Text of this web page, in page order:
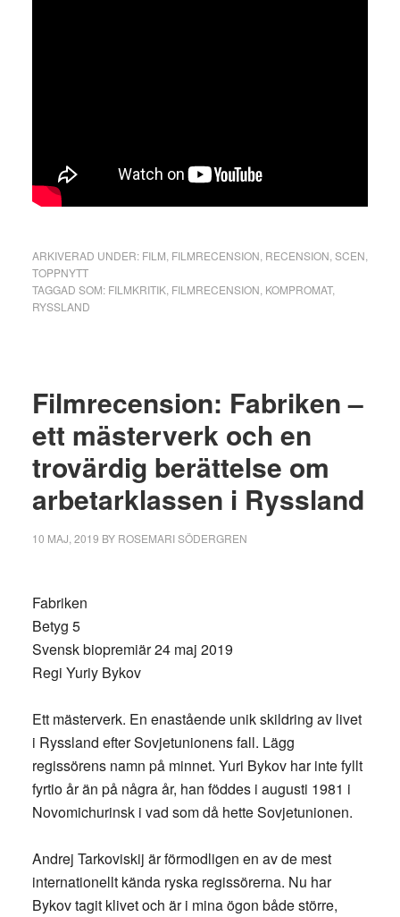
ARKIVERAD UNDER: FILM FILMRECENSION RECENSION SCEN
TOPPNYTT
TAGGAD SOM: FILMKRITIK, FILMRECENSION KOMPROMAT,
RYSSLAND
Filmrecension: Fabriken –
ett mästerverk och en
trovärdig berättelse om
arbetarklassen i Ryssland
10 MAJ, 2019 BY ROSEMARI SÖDERGREN
Fabriken
Betyg 5
Svensk biopremiär 24 maj 2019
Regi Yuriy Bykov
Ett mästerverk. En enastående unik skildring av livet
i Ryssland efter Sovjetunionens fall. Lägg
regissörens namn på minnet. Yuri Bykov har inte fyllt
fyrtio år än på några år, han föddes i augusti 1981 i
Novomichurinsk i vad som då hette Sovjetunionen.
Andrej Tarkoviskij är förmodligen en av de mest
internationellt kända ryska regissörerna. Nu har
Bykov tagit klivet och är i mina ögon både större,